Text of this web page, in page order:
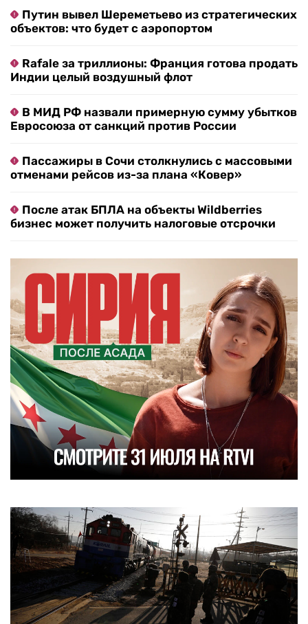
Путин вывел Шереметьево из стратегических
объектов: что будет с аэропортом
Rafale за триллионы: Франция готова продать
Индии целый воздушный флот
В МИД РФ назвали примерную сумму убытков
Евросоюза от санкций против России
Пассажиры в Сочи столкнулись с массовыми
отменами рейсов из-за плана «Ковер»
После атак БПЛА на объекты Wildberries
бизнес может получить налоговые отсрочки